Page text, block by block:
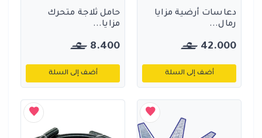
دعاسات أرضية مزايا
رمال...
42.000
أضف إلى السلة
حامل ثلاجة متحرك
مزايا...
8.400
أضف إلى السلة